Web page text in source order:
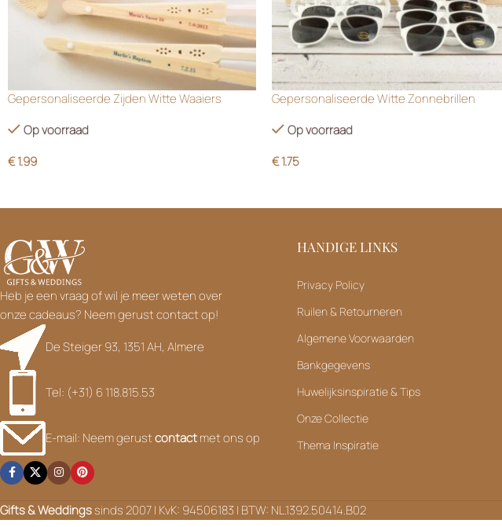
Gepersonaliseerde Zijden Witte Waaiers
Op voorraad
€1.99
Gepersonaliseerde Witte Zonnebrillen
Op voorraad
€1.75
Heb je een vraag of wil je meer weten over
onze cadeaus? Neem gerust contact op!
De Steiger 93, 1351 AH, Almere
Tel: (+31) 6 118.815.53
E-mail: Neem gerustcontactmet ons op
HANDIGE LINKS
Privacy Policy
Ruilen & Retourneren
Algemene Voorwaarden
Bankgegevens
Huwelijksinspiratie & Tips
Onze Collectie
Thema Inspiratie
Gifts & Weddingssinds 2007 | KvK: 94506183 | BTW: NL.1392.50414.B02